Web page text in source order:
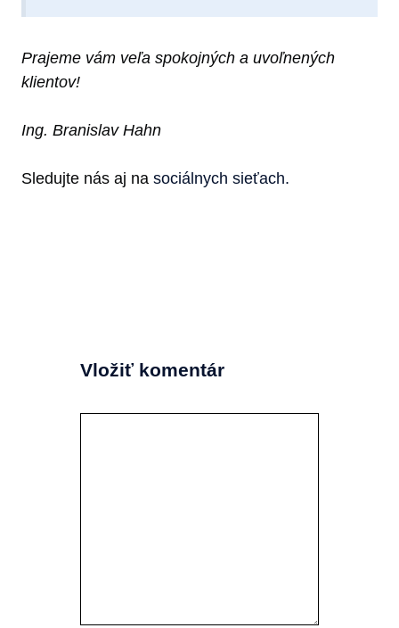
Prajeme vám veľa spokojných a uvoľnených
klientov!
Ing. Branislav Hahn
Sledujte nás aj na sociálnych sieťach.
Vložiť komentár